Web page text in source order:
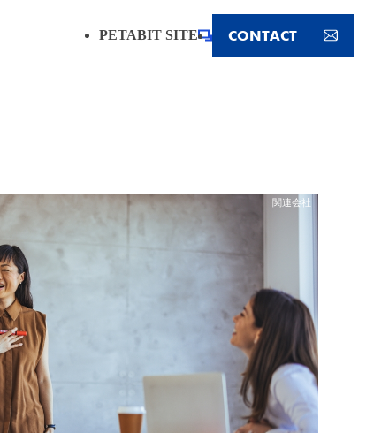
PETABIT SITE CONTACT
関連会社